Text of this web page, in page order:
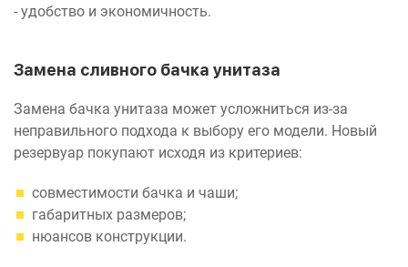
- удобство и экономичность.
Замена сливного бачка унитаза
Замена бачка унитаза может усложниться из-за
неправильного подхода к выбору его модели. Новый
резервуар покупают исходя из критериев:
совместимости бачка и чаши;
габаритных размеров;
нюансов конструкции.